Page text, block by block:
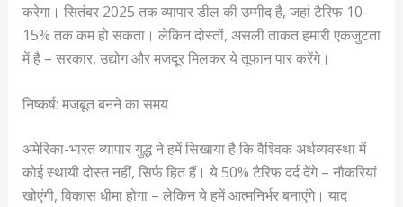
करेगा। सितंबर 2025 तक व्यापार डील की उम्मीद है, जहां टैरिफ 10-
15% तक कम हो सकता। लेकिन दोस्तों, असली ताकत हमारी एकजुटता
में है – सरकार, उद्योग और मजदूर मिलकर ये तूफान पार करेंगे।
निष्कर्ष: मजबूत बनने का समय
अमेरिका-भारत व्यापार युद्ध ने हमें सिखाया है कि वैश्विक अर्थव्यवस्था में
कोई स्थायी दोस्त नहीं, सिर्फ हित हैं। ये 50% टैरिफ दर्द देंगे – नौकरियां
खोएंगी, विकास धीमा होगा – लेकिन ये हमें आत्मनिर्भर बनाएंगे। याद